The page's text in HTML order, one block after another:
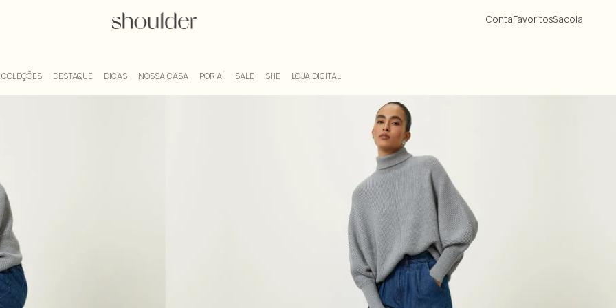
Blog Shoulder
ContaFavoritosSacola
COLEÇÕES DESTAQUE DICAS NOSSA CASA POR AÍ SALE SHE LOJA DIGITAL